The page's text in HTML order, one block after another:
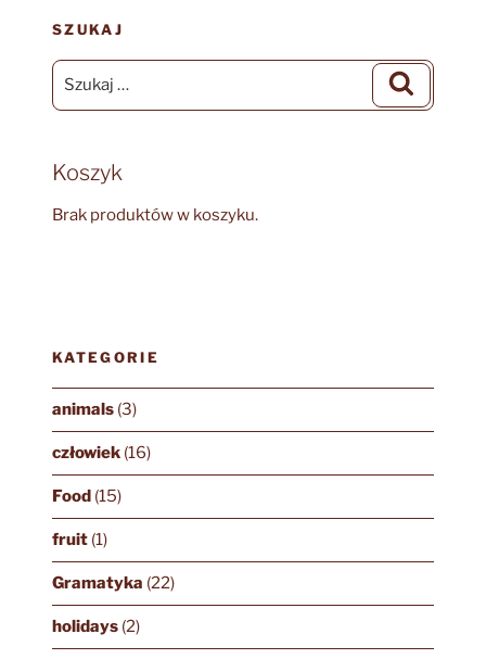
SZUKAJ
Szukaj:
Koszyk
Brak produktów w koszyku.
KATEGORIE
animals(3)
człowiek(16)
Food(15)
fruit(1)
Gramatyka (22)
holidays(2)